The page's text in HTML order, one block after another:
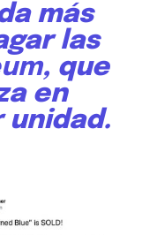
más
las
, que
en
unidad.